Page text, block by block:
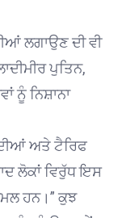
ਲਗਾਉਣ ਦੀ ਵੀ
ਪੁਤਿਨ,
ਨੂੰ ਨਿਸ਼ਾਨਾ
ਅਤੇ ਟੈਰਿਫ
ਲੋਕਾਂ ਵਿਰੁੱਧ ਇਸ
ਹਨ।” ਕੁਝ